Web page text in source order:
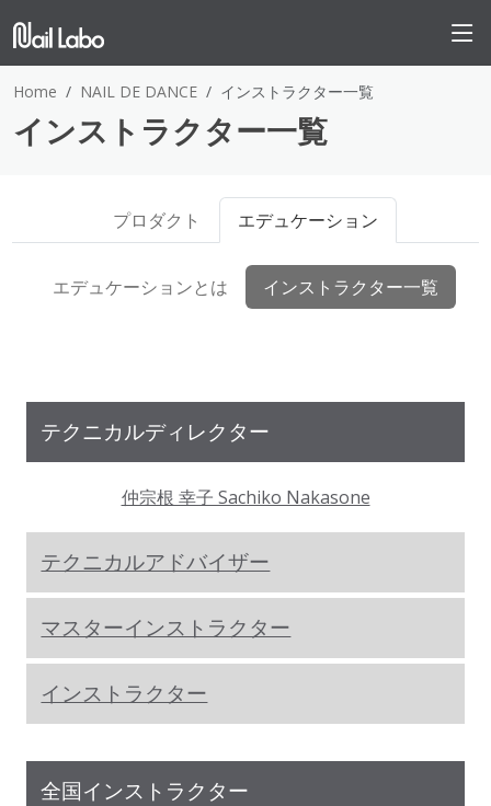
Home NAIL DE DANCE インストラクター一覧
インストラクター一覧
プロダクト エデュケーション
エデュケーションとは インストラクター一覧
テクニカルディレクター
仲宗根 幸子 Sachiko Nakasone
テクニカルアドバイザー
マスターインストラクター
インストラクター
全国インストラクター